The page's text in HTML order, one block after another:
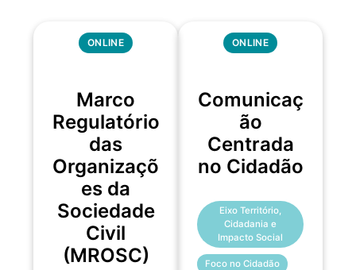
ONLINE
Marco
Regulatório
das
Organizaçõ
es da
Sociedade
Civil
(MROSC)
ONLINE
Comunicaç
ão
Centrada
no Cidadão
Eixo Território,
Cidadania e
Impacto Social
Foco no Cidadão